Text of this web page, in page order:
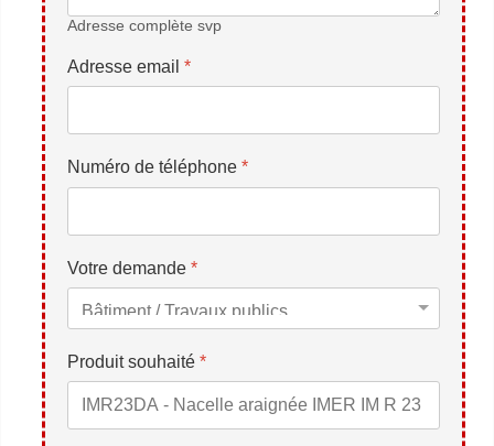
Adresse complète svp
Adresse email *
Numéro de téléphone *
Votre demande *
Produit souhaité *